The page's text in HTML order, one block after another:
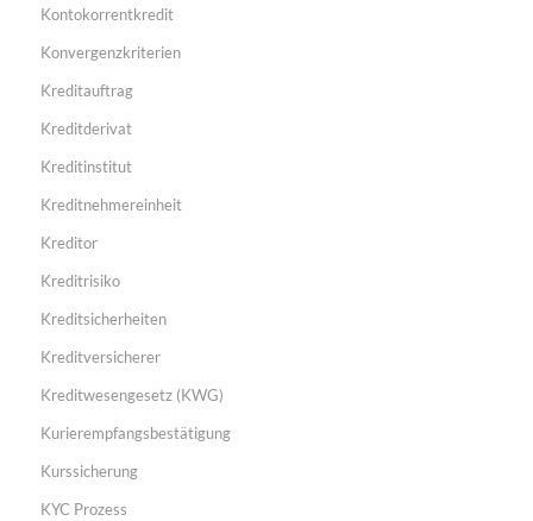
Kontokorrentkredit
Konvergenzkriterien
Kreditauftrag
Kreditderivat
Kreditinstitut
Kreditnehmereinheit
Kreditor
Kreditrisiko
Kreditsicherheiten
Kreditversicherer
Kreditwesengesetz (KWG)
Kurierempfangsbestätigung
Kurssicherung
KYC Prozess